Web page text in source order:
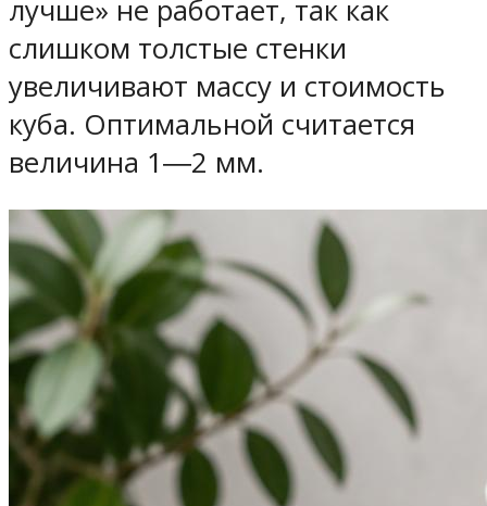
лучше» не работает, так как
слишком толстые стенки
увеличивают массу и стоимость
куба. Оптимальной считается
величина 1―2 мм.